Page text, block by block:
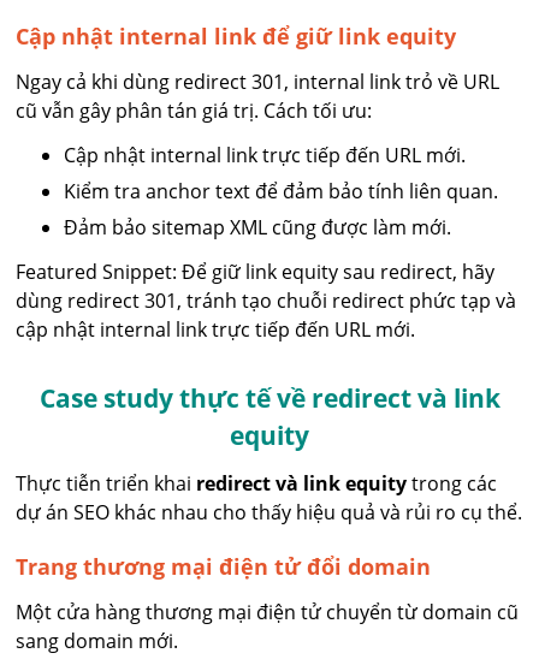
Cập nhật internal link để giữ link equity
Ngay cả khi dùng redirect 301, internal link trỏ về URL
cũ vẫn gây phân tán giá trị. Cách tối ưu:
Cập nhật internal link trực tiếp đến URL mới.
Kiểm tra anchor text để đảm bảo tính liên quan.
Đảm bảo sitemap XML cũng được làm mới.
Featured Snippet: Để giữ link equity sau redirect, hãy
dùng redirect 301, tránh tạo chuỗi redirect phức tạp và
cập nhật internal link trực tiếp đến URL mới.
Case study thực tế về redirect và link
equity
Thực tiễn triển khai redirect và link equitytrong các
dự án SEO khác nhau cho thấy hiệu quả và rủi ro cụ thể.
Trang thương mại điện tử đổi domain
Một cửa hàng thương mại điện tử chuyển từ domain cũ
sang domain mới.